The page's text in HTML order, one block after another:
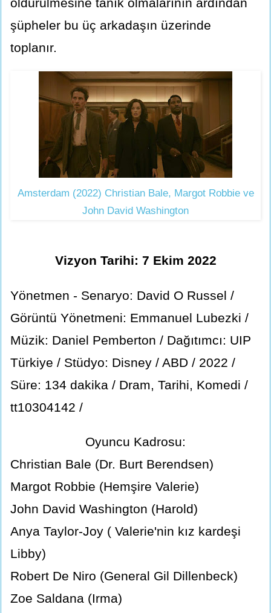
şüpheler bu üç arkadaşın üzerinde
toplanır.
Amsterdam (2022) Christian Bale, Margot Robbie ve
John David Washington
Vizyon Tarihi: 7 Ekim 2022
Yönetmen - Senaryo: David O Russel /
Görüntü Yönetmeni: Emmanuel Lubezki /
Müzik: Daniel Pemberton / Dağıtımcı: UIP
Türkiye / Stüdyo: Disney / ABD / 2022 /
Süre: 134 dakika / Dram, Tarihi, Komedi /
tt10304142 /
Oyuncu Kadrosu:
Christian Bale (Dr. Burt Berendsen)
Margot Robbie (Hemşire Valerie)
John David Washington (Harold)
Anya Taylor-Joy ( Valerie'nin kız kardeşi
Libby)
Robert De Niro (General Gil Dillenbeck)
Zoe Saldana (Irma)